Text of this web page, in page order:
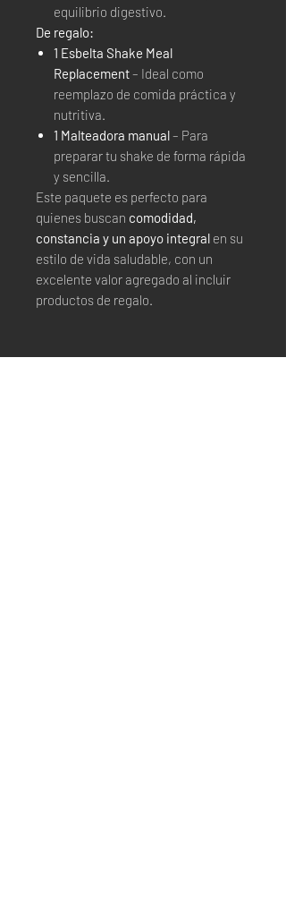
equilibrio digestivo.
De regalo:
1 Esbelta Shake Meal
Replacement– Ideal como
reemplazo de comida práctica y
nutritiva.
1 Malteadora manual– Para
preparar tu shake de forma rápida
y sencilla.
Este paquete es perfecto para
quienes buscan comodidad,
constancia y un apoyo integral en su
estilo de vida saludable, con un
excelente valor agregado al incluir
productos de regalo.